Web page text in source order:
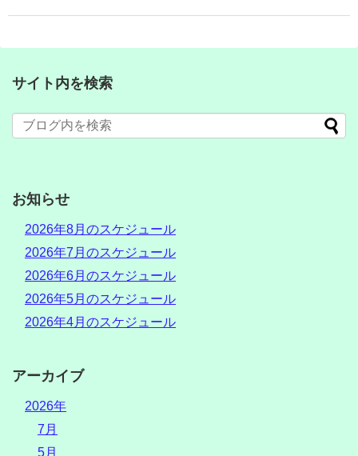
サイト内を検索
お知らせ
2026年8月のスケジュール
2026年7月のスケジュール
2026年6月のスケジュール
2026年5月のスケジュール
2026年4月のスケジュール
アーカイブ
2026年
7月
5月